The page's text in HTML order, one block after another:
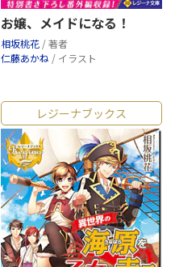
お嬢、メイドになる！
相坂桃花 / 著者
仁藤あかね / イラスト
レジーナブックス